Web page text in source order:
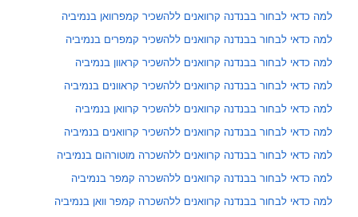
למה כדאי לבחור בבנדנה קרוואנים ללהשכיר קמפרוואן בנמיביה
למה כדאי לבחור בבנדנה קרוואנים ללהשכיר קמפרים בנמיביה
למה כדאי לבחור בבנדנה קרוואנים ללהשכיר קראוון בנמיביה
למה כדאי לבחור בבנדנה קרוואנים ללהשכיר קראוונים בנמיביה
למה כדאי לבחור בבנדנה קרוואנים ללהשכיר קרוואן בנמיביה
למה כדאי לבחור בבנדנה קרוואנים ללהשכיר קרוואנים בנמיביה
למה כדאי לבחור בבנדנה קרוואנים ללהשכרה מוטורהום בנמיביה
למה כדאי לבחור בבנדנה קרוואנים ללהשכרה קמפר בנמיביה
למה כדאי לבחור בבנדנה קרוואנים ללהשכרה קמפר וואן בנמיביה